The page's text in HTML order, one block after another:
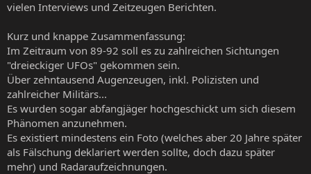
vielen Interviews und Zeitzeugen Berichten.
Kurz und knappe Zusammenfassung:
Im Zeitraum von 89-92 soll es zu zahlreichen Sichtungen
"dreieckiger UFOs" gekommen sein.
Über zehntausend Augenzeugen, inkl. Polizisten und
zahlreicher Militärs...
Es wurden sogar abfangjäger hochgeschickt um sich diesem
Phänomen anzunehmen.
Es existiert mindestens ein Foto (welches aber 20 Jahre später
als Fälschung deklariert werden sollte, doch dazu später
mehr) und Radaraufzeichnungen.